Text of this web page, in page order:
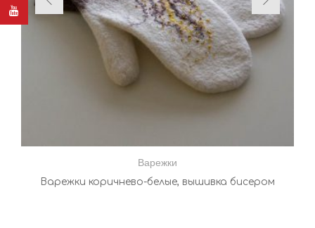
Варежки
Варежки коричнево-белые, вышивка бисером